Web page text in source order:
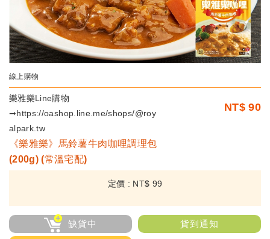
線上購物
樂雅樂Line購物
➞https://oashop.line.me/shops/@roy
alpark.tw
《樂雅樂》馬鈴薯牛肉咖哩調理包
(200g) (常溫宅配)
NT$ 90
定價 : NT$ 99
缺貨中 貨到通知